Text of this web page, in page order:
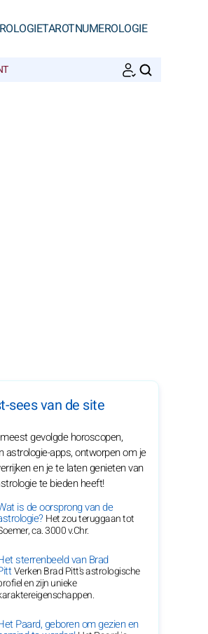
TAROTNUMEROLOGIE
je sterrenbeeld
sees van de site
gevolgde horoscopen,
astrologie-apps, ontworpen om je
en je te laten genieten van
te bieden heeft!
is de oorsprong van de
Het zou teruggaan tot
ca. 3000 v.Chr.
sterrenbeeld van Brad
Verken Brad Pitt's astrologische
en zijn unieke
Paard, geboren om gezien en